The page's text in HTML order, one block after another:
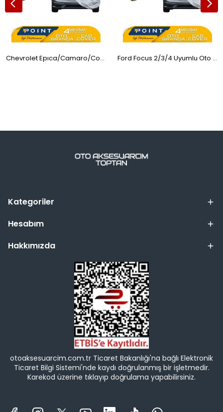
Chevrolet Epıca/Camaro/Corvette Uyumlu Oto Araba Brandası Koruyucu Örtü 4 Mevsim SD4 Ford Focus 2/3/4 Uyumlu Oto Araba Brandası Koruyucu Örtü 4 Mevsim SD3
Kategoriler
Hesabım
Hakkımızda
otoaksesuarcim.com.tr Ticaret Bakanlığı'na bağlı Elektronik
Ticaret Bilgi Sistemi'nde kaydı doğrulanmış bir işletmedir.
Karekod üzerine tıklayıp doğrulama yapabilirsiniz.